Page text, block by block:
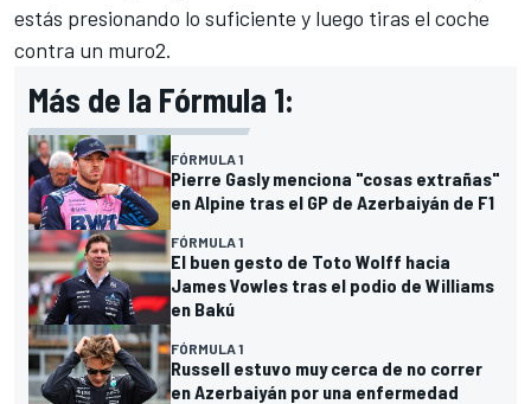
estás presionando lo suficiente y luego tiras el coche
contra un muro2.
Más de la Fórmula 1:
FÓRMULA 1
Pierre Gasly menciona "cosas extrañas"
en Alpine tras el GP de Azerbaiyán de F1
FÓRMULA 1
El buen gesto de Toto Wolff hacia
James Vowles tras el podio de Williams
en Bakú
FÓRMULA 1
Russell estuvo muy cerca de no correr
en Azerbaiyán por una enfermedad